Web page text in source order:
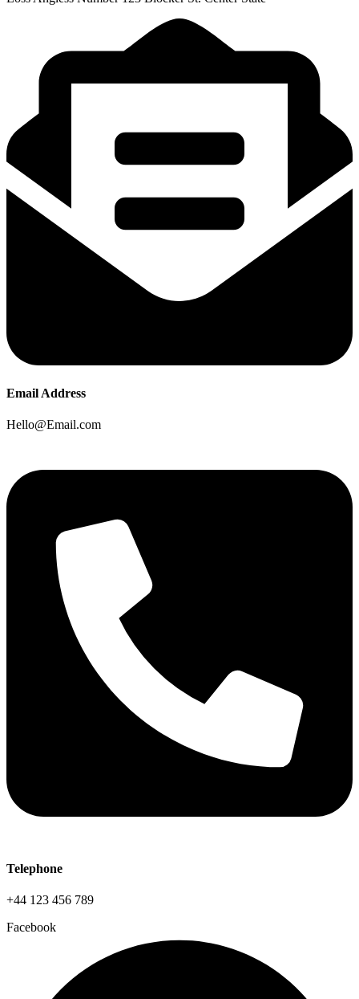
Email Address
Hello@Email.com
Telephone
+44 123 456 789
Facebook